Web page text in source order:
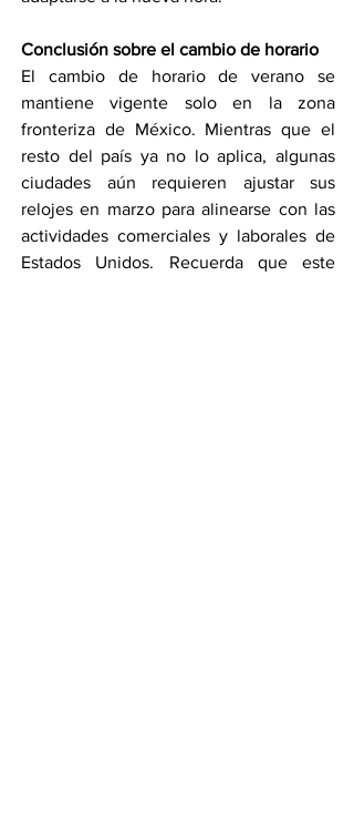
Conclusión sobre el cambio de horario
El cambio de horario de verano se
mantiene vigente solo en la zona
fronteriza de México. Mientras que el
resto del país ya no lo aplica, algunas
ciudades aún requieren ajustar sus
relojes en marzo para alinearse con las
actividades comerciales y laborales de
Estados Unidos. Recuerda que este